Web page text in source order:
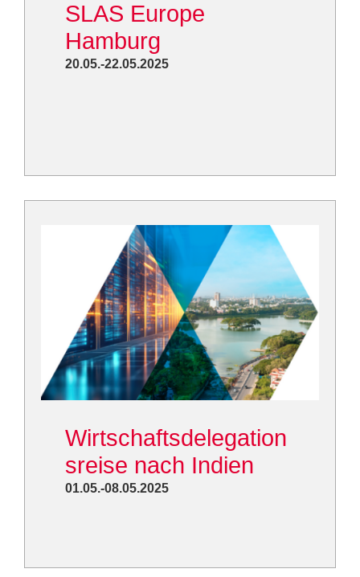
SLAS Europe
Hamburg
20.05.-22.05.2025
Wirtschaftsdelegation
sreise nach Indien
01.05.-08.05.2025